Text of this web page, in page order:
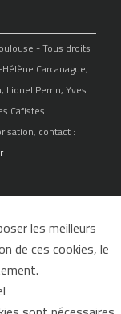
- Tous droits
Carcanague,
Lionel Perrin, Yves
Cafistes.
contact :
les meilleurs
de ces cookies, le